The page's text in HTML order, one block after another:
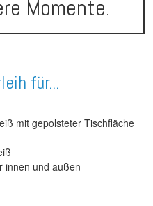
Momente.
für...
mit gepolsteter Tischfläche
innen und außen